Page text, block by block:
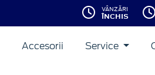
VÂNZĂRI
ÎNCHIS
Accesorii Service